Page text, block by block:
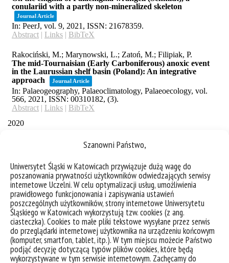
Szanowni Państwo,
Uniwersytet Śląski w Katowicach przywiązuje dużą wagę do
poszanowania prywatności użytkowników odwiedzających serwisy
internetowe Uczelni. W celu optymalizacji usług, umożliwienia
prawidłowego funkcjonowania i zapisywania ustawień
poszczególnych użytkowników, strony internetowe Uniwersytetu
Śląskiego w Katowicach wykorzystują tzw. cookies (z ang.
ciasteczka). Cookies to małe pliki tekstowe wysyłane przez serwis
do przeglądarki internetowej użytkownika na urządzeniu końcowym
(komputer, smartfon, tablet, itp.). W tym miejscu możecie Państwo
podjąć decyzję dotyczącą typów plików cookies, które będą
wykorzystywane w tym serwisie internetowym. Zachęcamy do